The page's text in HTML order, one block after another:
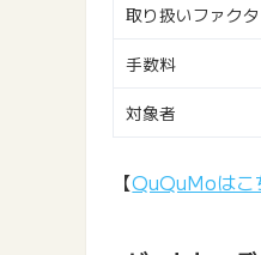
取り扱いファク
手数料
対象者
【QuQuMoはこ